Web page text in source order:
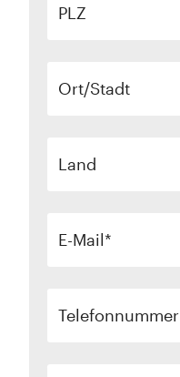
PLZ
Ort/Stadt
Land
E-Mail
Telefonnummer